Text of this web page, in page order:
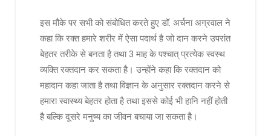
इस मौके पर सभी को संबोधित करते हुए डॉ. अर्चना अग्रवाल ने
कहा कि रक्त हमारे शरीर में ऐसा पदार्थ है जो दान करने उपरांत
बेहतर तरीके से बनता है तथा 3 माह के पश्चात् प्रत्येक स्वस्थ
व्यक्ति रक्तदान कर सकता है। उन्होंने कहा कि रक्तदान को
महादान कहा जाता है तथा विज्ञान के अनुसार रक्तदान करने से
हमारा स्वास्थ्य बेहतर होता है तथा इससे कोई भी हानि नहीं होती
है बल्कि दूसरे मनुष्य का जीवन बचाया जा सकता है।